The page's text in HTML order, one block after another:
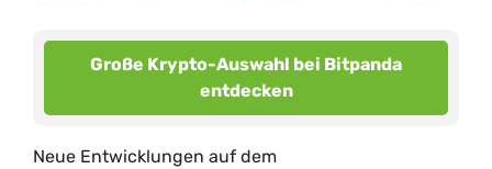
Große Krypto-Auswahl bei Bitpanda
entdecken
Neue Entwicklungen auf dem